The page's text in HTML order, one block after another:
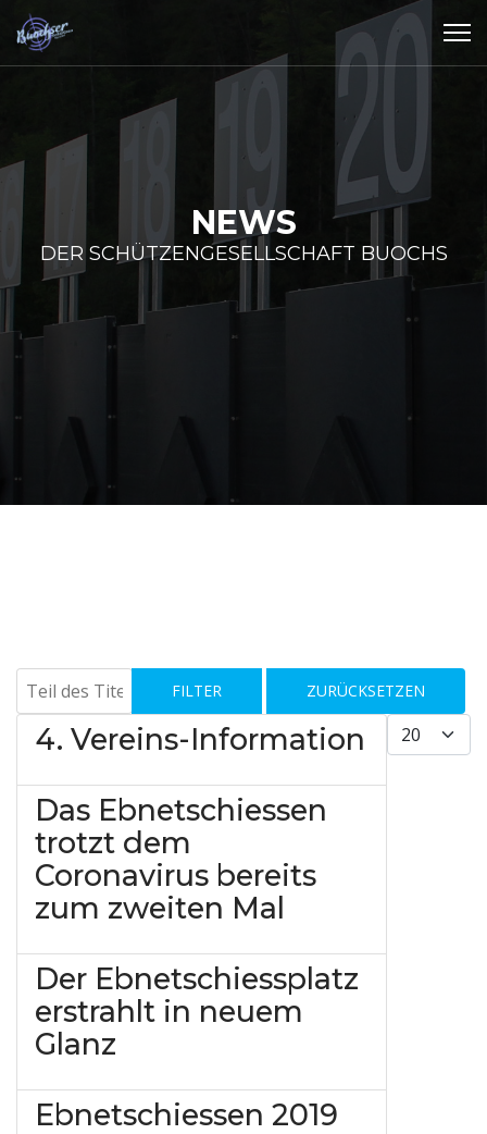
NEWS
DER SCHÜTZENGESELLSCHAFT BUOCHS
Teil des Titels eingeben
FILTER
ZURÜCKSETZEN
Anzeige #
4. Vereins-Information
Das Ebnetschiessen
trotzt dem
Coronavirus bereits
zum zweiten Mal
Der Ebnetschiessplatz
erstrahlt in neuem
Glanz
Ebnetschiessen 2019